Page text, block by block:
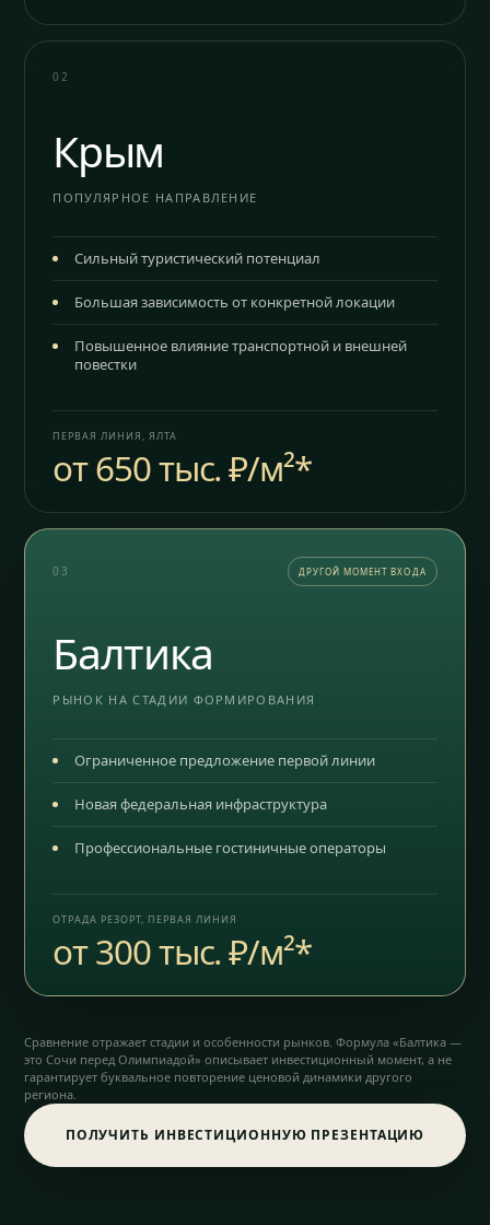
02
Крым
ПОПУЛЯРНОЕ НАПРАВЛЕНИЕ
Сильный туристический потенциал
Большая зависимость от конкретной локации
Повышенное влияние транспортной и внешней
повестки
ПЕРВАЯ ЛИНИЯ, ЯЛТА
от 650 тыс. ₽/м²*
03 ДРУГОЙ МОМЕНТ ВХОДА
Балтика
РЫНОК НА СТАДИИ ФОРМИРОВАНИЯ
Ограниченное предложение первой линии
Новая федеральная инфраструктура
Профессиональные гостиничные операторы
ОТРАДА РЕЗОРТ, ПЕРВАЯ ЛИНИЯ
от 300 тыс. ₽/м²*
Сравнение отражает стадии и особенности рынков. Формула «Балтика —
это Сочи перед Олимпиадой» описывает инвестиционный момент, а не
гарантирует буквальное повторение ценовой динамики другого
региона.
ПОЛУЧИТЬ ИНВЕСТИЦИОННУЮ ПРЕЗЕНТАЦИЮ